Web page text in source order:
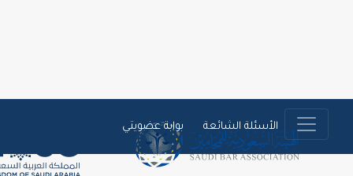
الأسئلة الشائعة بوابة عضويتي